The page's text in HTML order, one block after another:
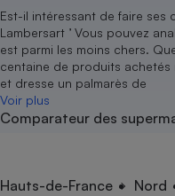
Est-il intéressant de faire ses
Lambersart ’ Vous pouvez
est parmi les moins chers.
centaine de produits achetés
et dresse un palmarès de
Voir plus
Comparateur des
Hauts-de-France Nord
Conseils
Brèves
Soumettre un litige
Lettres types
Rencontrer une
Les billets de la
Nos associations
Nous rejoindre
En savoir plus sur
?
Notre financement
Nos partenaires
Nous rejoindre